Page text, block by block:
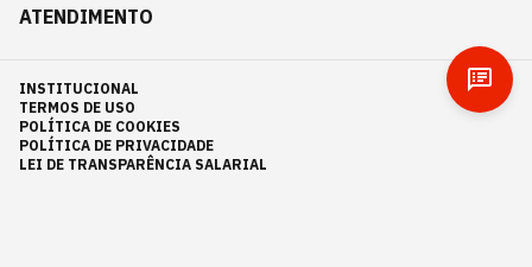
ATENDIMENTO
INSTITUCIONAL
TERMOS DE USO
POLÍTICA DE COOKIES
POLÍTICA DE PRIVACIDADE
LEI DE TRANSPARÊNCIA SALARIAL